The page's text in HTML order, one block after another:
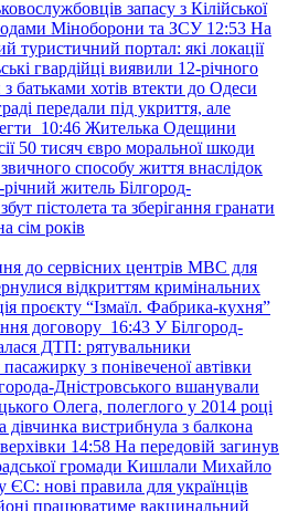
запасу з Кілійської
Міноборони та ЗСУ 12:53 На
туристичний портал: які локації
гвардійці виявили 12-річного
батьками хотів втекти до Одеси
передали під укриття, але
10:46 Жителька Одещини
50 тисяч євро моральної шкоди
способу життя внаслідок
річний житель Білгород-
пістолета та зберігання гранати
сім років
до сервісних центрів МВС для
відкриттям кримінальних
проєкту “Ізмаїл. Фабрика-кухня”
договору 16:43 У Білгород-
ДТП: рятувальники
з понівеченої автівки
Дністровського вшанували
Олега, полеглого у 2014 році
вистрибнула з балкона
14:58 На передовій загинув
громади Кишлали Михайло
ЄС: нові правила для українців
працюватиме вакцинальний